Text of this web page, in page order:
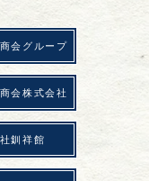
会グループ
会株式会社
釧祥館